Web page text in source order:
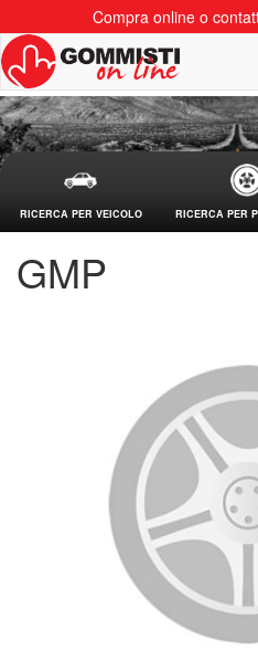
Compra online o
RICERCA PER VEICOLO RICERCA PER
GMP